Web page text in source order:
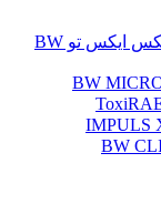
تعمیر و کالیبره دستگاه گازسنج مکس ایکس تو BW